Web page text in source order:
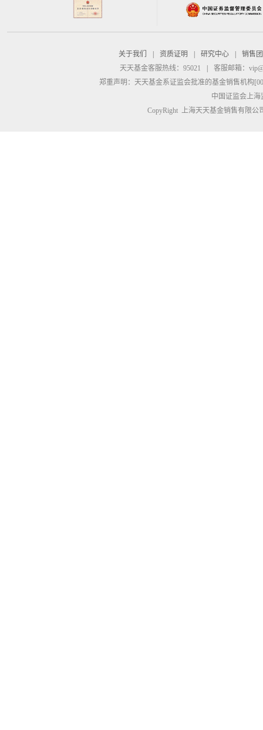
关于我们 资质证明 研究中心
销售
天天基金客服热线：95021
客服邮箱：
郑重声明： 天天基金系证监会批准的基金销售机构
中国证监会上
CopyRight 上海天天基金销售有限